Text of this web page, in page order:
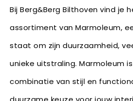
Bij Berg&Berg Bilthoven vind je
assortiment van Marmoleum,
staat om zijn duurzaamheid,
unieke uitstraling. Marmoleum
combinatie van stijl en